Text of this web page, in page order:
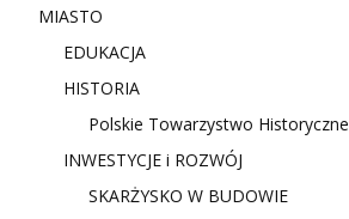
MIASTO
EDUKACJA
HISTORIA
Polskie Towarzystwo Historyczne
INWESTYCJE i ROZWÓJ
SKARŻYSKO W BUDOWIE